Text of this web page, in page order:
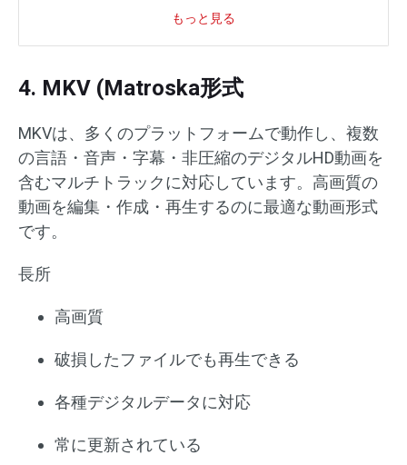
もっと見る
4. MKV (Matroska形式
MKVは、多くのプラットフォームで動作し、複数
の言語・音声・字幕・非圧縮のデジタルHD動画を
含むマルチトラックに対応しています。高画質の
動画を編集・作成・再生するのに最適な動画形式
です。
長所
高画質
破損したファイルでも再生できる
各種デジタルデータに対応
常に更新されている